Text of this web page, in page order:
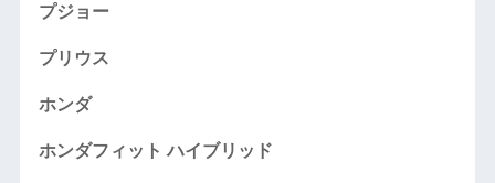
プジョー
プリウス
ホンダ
ホンダフィット ハイブリッド